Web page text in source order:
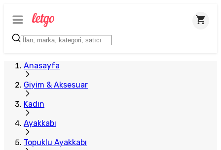
Anasayfa
Giyim & Aksesuar
Kadın
Ayakkabı
Topuklu Ayakkabı